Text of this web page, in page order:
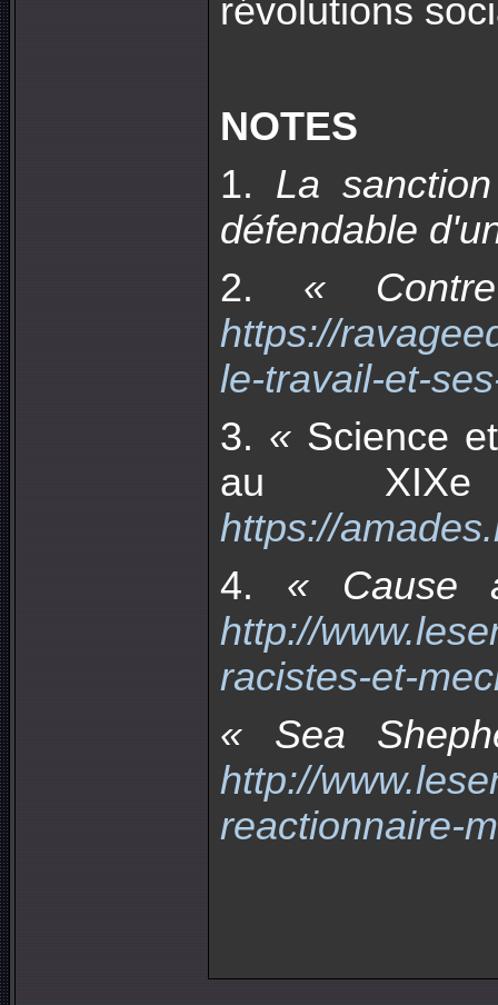
révolutions
NOTES
1. La
défendable
2. «
https://
le-travail-et-
3. « Science
au
https://
4. « Cause
http://
racistes-et-
« Sea
http://
reactionnaire-